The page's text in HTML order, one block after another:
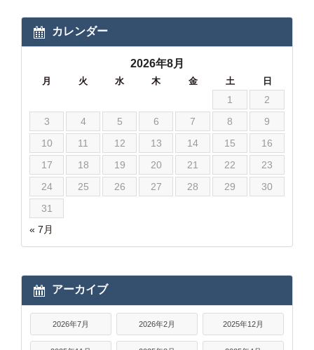
カレンダー
2026年8月
月 火 水 木 金 土 日
« 7月
1
2
3
4 5 6 7 8
9
10
11 12 13 14 15
16
17
18 19 20 21 22
23
24
25 26 27 28 29
30
31
アーカイブ
2026年7月 2026年2月 2025年12月